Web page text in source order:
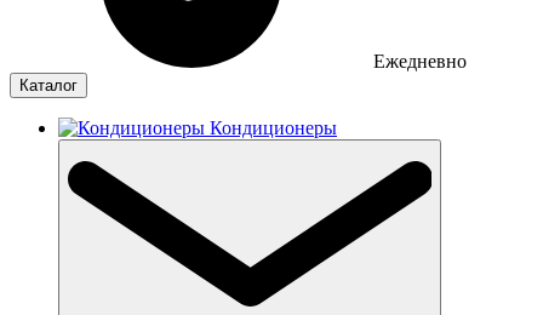
Ежедневно
Каталог
Кондиционеры